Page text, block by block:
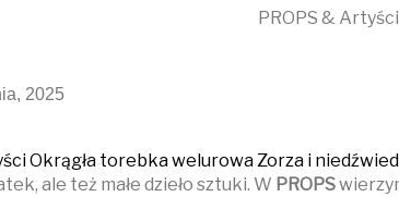
2025
ale też małe dzieło sztuki. W PROPS